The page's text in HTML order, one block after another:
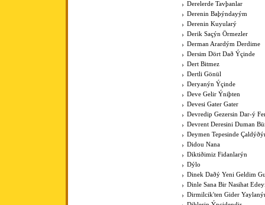
Derelerde Tavþanlar
Derenin Baþýndayým
Derenin Kuyularý
Derik Saçýn Örmezler
Derman Arardým Derdime
Dersim Dört Dað Ýçinde
Dert Bitmez
Dertli Gönül
Deryanýn Ýçinde
Deve Gelir Ýniþten
Devesi Gater Gater
Devredip Gezersin Dar-ý
Devrent Deresini Duman
Deymen Tepesinde
Didou Nana
Diktiðimiz Fidanlarýn
Dýlo
Dinek Daðý Yeni Geldim
Dinle Sana Bir Nasihat
Dirmilcik'ten Gider